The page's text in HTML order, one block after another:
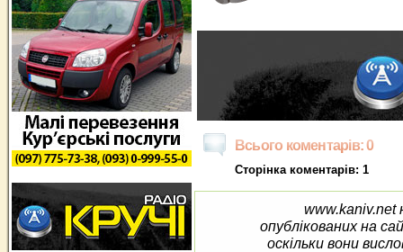
Всього коментарів: 0
Сторінка коментарів: 1
www.kaniv.net
опублікованих на
оскільки вони